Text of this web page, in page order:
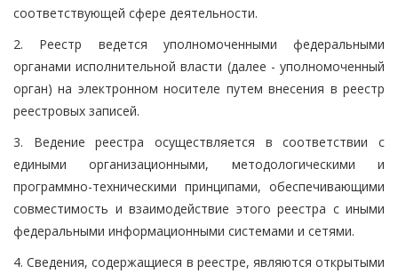
соответствующей сфере деятельности.
2. Реестр ведется уполномоченными федеральными
органами исполнительной власти (далее - уполномоченный
орган) на электронном носителе путем внесения в реестр
реестровых записей.
3. Ведение реестра осуществляется в соответствии с
едиными организационными, методологическими и
программно-техническими принципами, обеспечивающими
совместимость и взаимодействие этого реестра с иными
федеральными информационными системами и сетями.
4. Сведения, содержащиеся в реестре, являются открытыми